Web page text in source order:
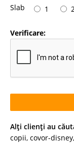
Slab
1 2
Verificare:
Alţi clienţi au
copii, covor-disney,